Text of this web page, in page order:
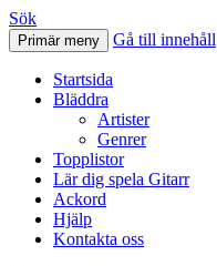
Svenskatabs.se
Sök
Primär meny Gå till innehåll
Startsida
Bläddra
Artister
Genrer
Topplistor
Lär dig spela Gitarr
Ackord
Hjälp
Kontakta oss